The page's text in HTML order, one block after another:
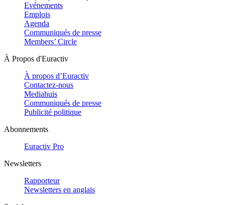
Evénements
Emplois
Agenda
Communiqués de presse
Members’ Circle
À Propos d'Euractiv
À propos d’Euractiv
Contactez-nous
Mediahuis
Communiqués de presse
Publicité politique
Abonnements
Euractiv Pro
Newsletters
Rapporteur
Newsletters en anglais